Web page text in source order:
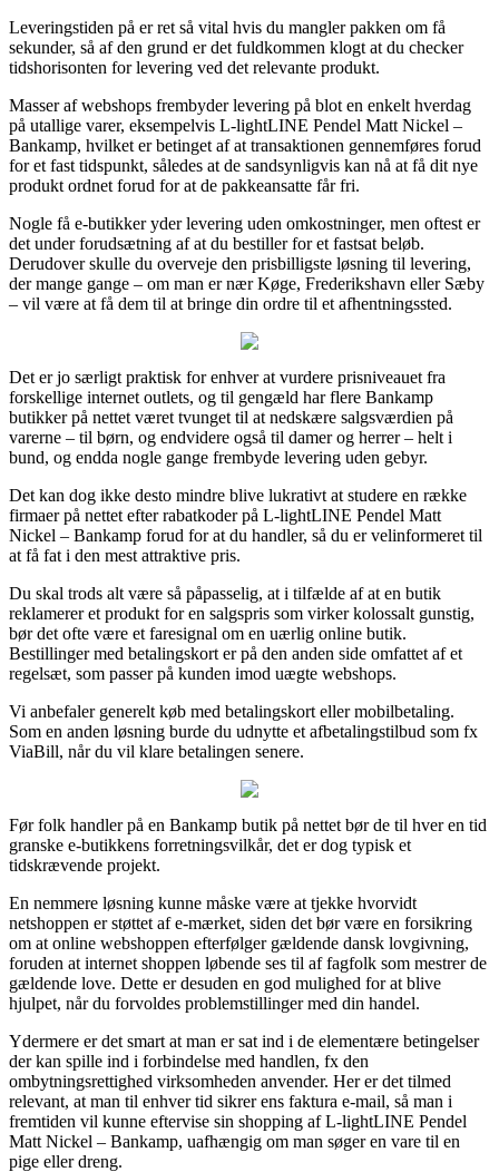
Leveringstiden på er ret så vital hvis du mangler pakken om få
sekunder, så af den grund er det fuldkommen klogt at du checker
tidshorisonten for levering ved det relevante produkt.
Masser af webshops frembyder levering på blot en enkelt hverdag
på utallige varer, eksempelvis L-lightLINE Pendel Matt Nickel –
Bankamp, hvilket er betinget af at transaktionen gennemføres forud
for et fast tidspunkt, således at de sandsynligvis kan nå at få dit nye
produkt ordnet forud for at de pakkeansatte får fri.
Nogle få e-butikker yder levering uden omkostninger, men oftest er
det under forudsætning af at du bestiller for et fastsat beløb.
Derudover skulle du overveje den prisbilligste løsning til levering,
der mange gange – om man er nær Køge, Frederikshavn eller Sæby
– vil være at få dem til at bringe din ordre til et afhentningssted.
Det er jo særligt praktisk for enhver at vurdere prisniveauet fra
forskellige internet outlets, og til gengæld har flere Bankamp
butikker på nettet været tvunget til at nedskære salgsværdien på
varerne – til børn, og endvidere også til damer og herrer – helt i
bund, og endda nogle gange frembyde levering uden gebyr.
Det kan dog ikke desto mindre blive lukrativt at studere en række
firmaer på nettet efter rabatkoder på L-lightLINE Pendel Matt
Nickel – Bankamp forud for at du handler, så du er velinformeret til
at få fat i den mest attraktive pris.
Du skal trods alt være så påpasselig, at i tilfælde af at en butik
reklamerer et produkt for en salgspris som virker kolossalt gunstig,
bør det ofte være et faresignal om en uærlig online butik.
Bestillinger med betalingskort er på den anden side omfattet af et
regelsæt, som passer på kunden imod uægte webshops.
Vi anbefaler generelt køb med betalingskort eller mobilbetaling.
Som en anden løsning burde du udnytte et afbetalingstilbud som fx
ViaBill, når du vil klare betalingen senere.
Før folk handler på en Bankamp butik på nettet bør de til hver en tid
granske e-butikkens forretningsvilkår, det er dog typisk et
tidskrævende projekt.
En nemmere løsning kunne måske være at tjekke hvorvidt
netshoppen er støttet af e-mærket, siden det bør være en forsikring
om at online webshoppen efterfølger gældende dansk lovgivning,
foruden at internet shoppen løbende ses til af fagfolk som mestrer de
gældende love. Dette er desuden en god mulighed for at blive
hjulpet, når du forvoldes problemstillinger med din handel.
Ydermere er det smart at man er sat ind i de elementære betingelser
der kan spille ind i forbindelse med handlen, fx den
ombytningsrettighed virksomheden anvender. Her er det tilmed
relevant, at man til enhver tid sikrer ens faktura e-mail, så man i
fremtiden vil kunne eftervise sin shopping af L-lightLINE Pendel
Matt Nickel – Bankamp, uafhængig om man søger en vare til en
pige eller dreng.